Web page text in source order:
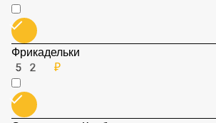
52 ₽
Красный лук
52 ₽